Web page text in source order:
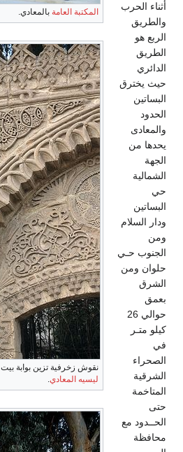
المكتبة العامة بالمعادي.
نقوش زخرفية تزين بوابة بيت
ليسيه المعادي.
أثناء الحرب
والطريق
الربع هو
الطريق
الدائري
حيث يخترق
البساتين
الحدود
والمعادى
يحدها من
الجهة
الشمالية
حي
البساتين
ودار السلام
ومن
الجنوب حـي
حلوان ومن
الشرق
بعمق
حوالي 26
كيلو متـر
في
الصحراء
الشرقية
المتاخمة
حتى
الحــدود مع
محافظة